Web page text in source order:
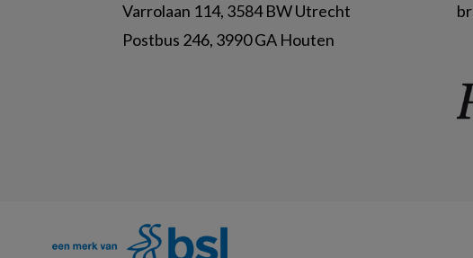
Varrolaan 114, 3584 BW Utrecht
Postbus 246, 3990 GA Houten